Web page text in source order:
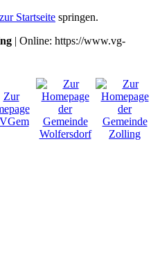
zur Startseite springen.
| Online: https://www.vg-